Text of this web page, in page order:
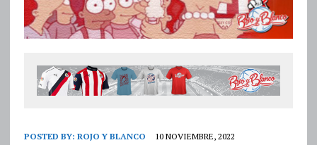
POSTED BY: ROJO Y BLANCO 10 NOVIEMBRE, 2022